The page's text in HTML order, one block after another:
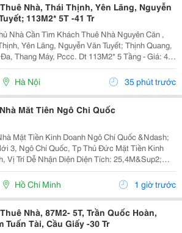
Nhà, Thái Thịnh, Yên Lãng, Nguyễn
113M2* 5T -41 Tr
Nhà Cần Tìm Khách Thuê Nhà Nguyên Căn ,
Yên Lãng, Nguyễn Văn Tuyết; Thịnh Quang,
Thang Máy, Pccc. Dt 113M2* 5 Tầng - Giá: 41
Liên Hệ Trực Tiếp Chính Chủ: 0946814103 - Vỉa
Mặt Tiền Rộng, Thoáng. - Vị Trí...
Hà Nội 35 phút trước
Măt Tiên Ngô Chi Quốc
Mặt Tiền Kinh Doanh Ngô Chí Quốc &Ndash;
3, Ngô Chí Quốc, Tp Thủ Đức Mặt Tiền Kinh
Vị Trí Dễ Nhận Diện Diện Tích: 25,4M&Sup2;
Mối Thủ Đức * Gần Khu
Linh Trung * Khu Dân Cư Đông Đúc,...
Hồ Chí Minh 1 giờ trước
Nhà, 87M2- 5T, Trần Quốc Hoàn,
Tuấn Tài, Cầu Giấy -30 Tr